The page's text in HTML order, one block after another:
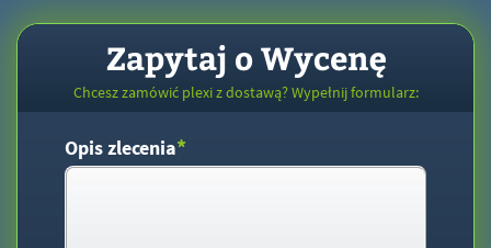
Zapytaj o Wycenę
Chcesz zamówić plexi z dostawą? Wypełnij formularz:
Opis zlecenia*